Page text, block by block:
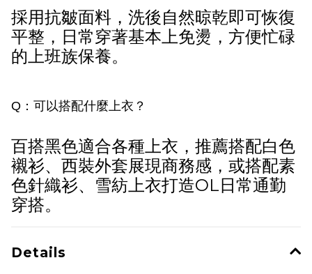
採用抗皺面料，洗後自然晾乾即可恢復
平整，日常穿著基本上免燙，方便忙碌
的上班族保養。
Q：可以搭配什麼上衣？
百搭黑色適合各種上衣，推薦搭配白色
襯衫、西裝外套展現商務感，或搭配素
色針織衫、雪紡上衣打造OL日常通勤
穿搭。
Details